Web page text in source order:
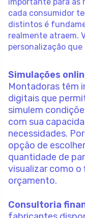
cada consumidor
distintos é
realmente atraem.
personalização
Simulações
Montadoras têm
digitais que
simulem
com sua
necessidades.
opção de
quantidade de
visualizar como o
orçamento.
Consultoria